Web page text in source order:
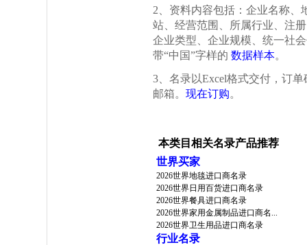
2、资料内容包括：企业名称、
站、经营范围、所属行业、注
企业类型、企业规模、统一社
带“中国”字样的 数据样本。
3、名录以Excel格式交付，订
邮箱。 现在订购。
本类目相关名录产品推荐
世界买家
2026世界地毯进口商名录
2026世界日用百货进口商名录
2026世界餐具进口商名录
2026世界家用金属制品进口商名...
2026世界卫生用品进口商名录
行业名录